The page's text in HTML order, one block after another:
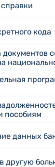
кода
документов
пособиям
данных
другую